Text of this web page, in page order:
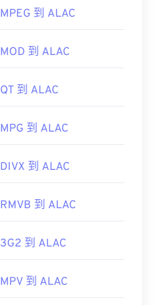
Cyberlink PowerDVD
在任何支援播放通用
MPEG 到 ALAC
MOD 到 ALAC
QT 到 ALAC
MPG 到 ALAC
DIVX 到 ALAC
RMVB 到 ALAC
3G2 到 ALAC
MPV 到 ALAC